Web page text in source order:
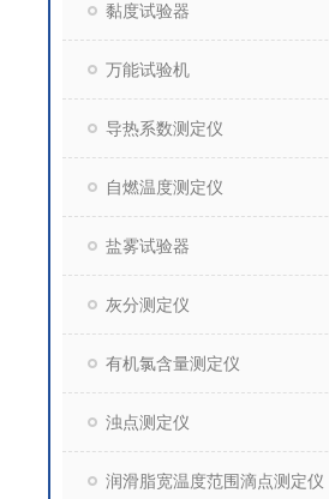
黏度试验器
万能试验机
导热系数测定仪
自燃温度测定仪
盐雾试验器
灰分测定仪
有机氯含量测定仪
浊点测定仪
润滑脂宽温度范围滴点测定仪